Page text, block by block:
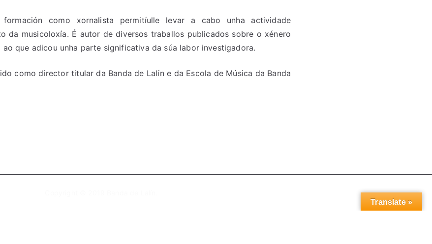
formación como xornalista permitíulle levar a cabo unha actividade
da musicoloxía. É autor de diversos traballos publicados sobre o xénero
ao que adicou unha parte significativa da súa labor investigadora.
como director titular da Banda de Lalín e da Escola de Música da Banda
Translate »